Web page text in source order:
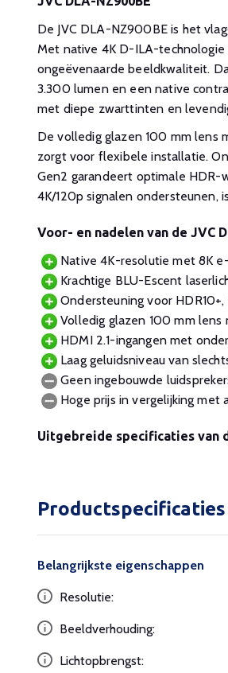
De JVC DLA-NZ900BE is het
Met native 4K D-ILA-
ongeëvenaarde beeldkwaliteit.
3.300 lumen en een native
met diepe zwarttinten en
De volledig glazen 100 mm lens
zorgt voor flexibele installatie.
Gen2 garandeert optimale HDR-
4K/120p signalen ondersteunen,
Voor- en nadelen van de JVC
Native 4K-resolutie met 8K
Krachtige BLU-Escent
Ondersteuning voor
Volledig glazen 100 mm
HDMI 2.1-ingangen met
Laag geluidsniveau van
Geen ingebouwde
Hoge prijs in vergelijking met
Uitgebreide specificaties van
Productspecificaties
Belangrijkste eigenschappen
Resolutie:
Beeldverhouding:
Lichtopbrengst: